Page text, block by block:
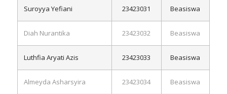
Suroyya Yefiani 23423031 Beasiswa
Diah Nurantika 23423032 Beasiswa
Luthfia Aryati Azis 23423033 Beasiswa
Almeyda Asharsyira 23423034 Beasiswa